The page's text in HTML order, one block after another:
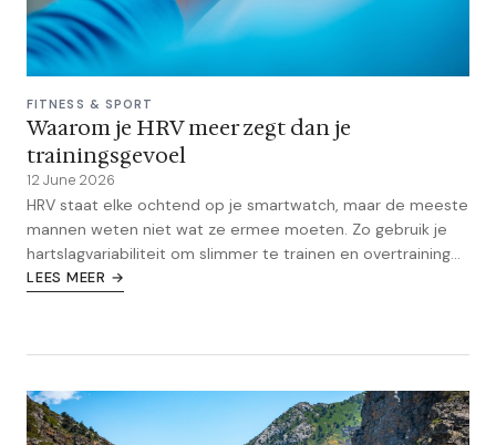
FITNESS & SPORT
Waarom je HRV meer zegt dan je
trainingsgevoel
12 June 2026
HRV staat elke ochtend op je smartwatch, maar de meeste
mannen weten niet wat ze ermee moeten. Zo gebruik je
hartslagvariabiliteit om slimmer te trainen en overtraining
voor te zijn.
LEES MEER →